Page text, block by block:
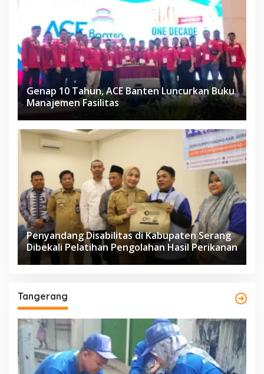
Genap 10 Tahun, ACE Banten Luncurkan Buku
Manajemen Fasilitas
Penyandang Disabilitas di Kabupaten Serang
Dibekali Pelatihan Pengolahan Hasil Perikanan
Tangerang